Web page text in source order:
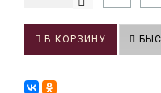
В КОРЗИНУ